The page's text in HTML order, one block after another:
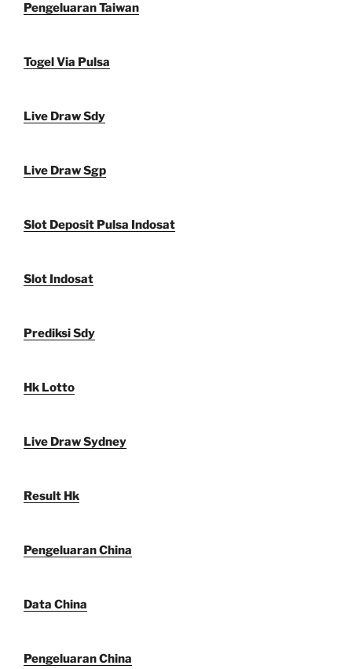
Pengeluaran Taiwan
Togel Via Pulsa
Live Draw Sdy
Live Draw Sgp
Slot Deposit Pulsa Indosat
Slot Indosat
Prediksi Sdy
Hk Lotto
Live Draw Sydney
Result Hk
Pengeluaran China
Data China
Pengeluaran China